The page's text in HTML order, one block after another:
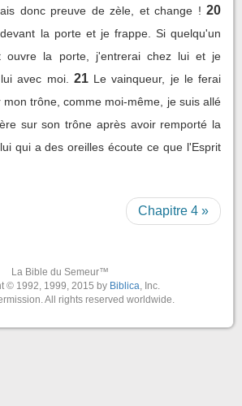
donc preuve de zèle, et change ! 20
la porte et je frappe. Si quelqu'un
ouvre la porte, j'entrerai chez lui et je
avec moi.
21 Le vainqueur, je le ferai
trône, comme moi-même, je suis allé
sur son trône après avoir remporté la
qui a des oreilles écoute ce que l'Esprit
Chapitre 4 »
La Bible du Semeur™
© 1992, 1999, 2015 by Biblica, Inc.
All rights reserved worldwide.